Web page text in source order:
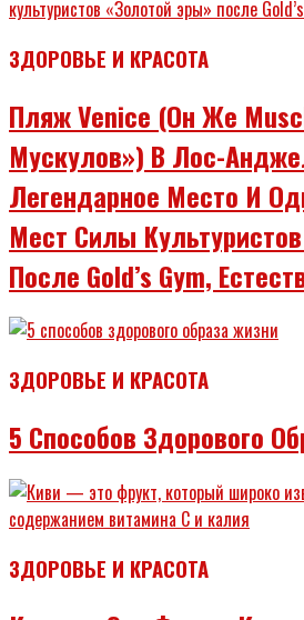
ЗДОРОВЬЕ И КРАСОТА
Пляж Venice (он Же
Мускулов») В Лос-
Легендарное Место И
Мест Силы
После Gold’s Gym,
ЗДОРОВЬЕ И КРАСОТА
5 Способов Здорового
ЗДОРОВЬЕ И КРАСОТА